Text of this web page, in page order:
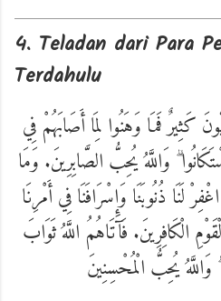
4. Teladan dari Para
Terdahulu
كَثِيرٌ فَمَا وَهَنُوا لِمَا أَصَابَهُمْ فِي
وَاللَّهُ يُحِبُّ الصَّابِرِينَ. وَمَا
لَنَا ذُنُوبَنَا وَإِسْرَافَنَا فِي أَمْرِنَا
الْكَافِرِينَ. فَآتَاهُمُ اللَّهُ ثَوَابَ
يُحِبُّ الْمُحْسِنِينَ